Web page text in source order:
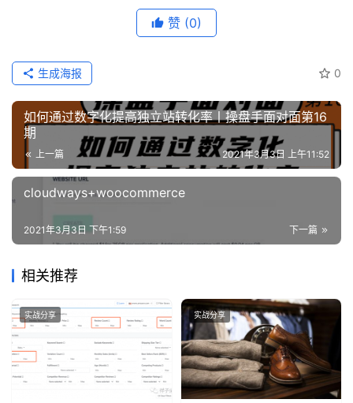
操
盘
手
C
b
干
精
赞 (0)
0
生成海报
如何通过数字化提高独立站转化率丨操盘手面对面第16
期
上一篇 2021年3月3日 上午11:52
cloudways+woocommerce
下一篇
2021年3月3日 下午1:59
相关推荐
实战分享 实战分享